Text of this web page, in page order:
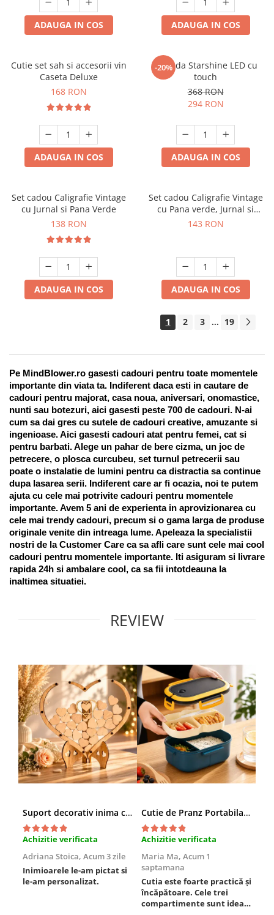
ADAUGA IN COS ADAUGA IN COS
Cutie set sah si accesorii vin
Caseta Deluxe
168 RON
ADAUGA IN COS
-20%
Oglinda Starshine LED cu
touch
368 RON
294 RON
ADAUGA IN COS
Set cadou Caligrafie Vintage
cu Jurnal si Pana Verde
138 RON
ADAUGA IN COS
Set cadou Caligrafie Vintage
cu Pana verde, Jurnal si
Suport pentru stilou, 9 piese
143 RON
ADAUGA IN COS
1 2 3 ... 19
Pe MindBlower.ro gasesti cadouri pentru toate momentele
importante din viata ta. Indiferent daca esti in cautare de
cadouri pentru majorat, casa noua, aniversari, onomastice,
nunti sau botezuri, aici gasesti peste 700 de cadouri. N-ai
cum sa dai gres cu sutele de cadouri creative, amuzante si
ingenioase. Aici gasesti cadouri atat pentru femei, cat si
pentru barbati. Alege un pahar de bere cizma, un joc de
petrecere, o plosca curcubeu, set turnul petrecerii sau
poate o instalatie de lumini pentru ca distractia sa continue
dupa lasarea serii. Indiferent care ar fi ocazia, noi te putem
ajuta cu cele mai potrivite cadouri pentru momentele
importante. Avem 5 ani de experienta in aprovizionarea cu
cele mai trendy cadouri, precum si o gama larga de produse
originale venite din intreaga lume. Apeleaza la specialistii
nostri de la Customer Care ca sa afli care sunt cele mai cool
cadouri pentru momentele importante. Iti asiguram si livrare
rapida 24h si ambalare cool, ca sa fii intotdeauna la
inaltimea situatiei.
REVIEW
Suport decorativ inima cu mesaje, Cadou cu suflet
Achizitie verificata
Adriana Stoica, Acum 3 zile
Inimioarele le-am pictat si
le-am personalizat.
Cutie de Pranz Portabila cu Compartimente
Achizitie verificata
Maria Ma, Acum 1
saptamana
Cutia este foarte practică și
încăpătoare. Cele trei
compartimente sunt ideale